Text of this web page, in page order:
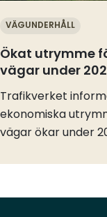
VÄGUNDERHÅLL
Ökat utrymme
vägar under
Trafikverket
ekonomiska
vägar ökar under
angelägna